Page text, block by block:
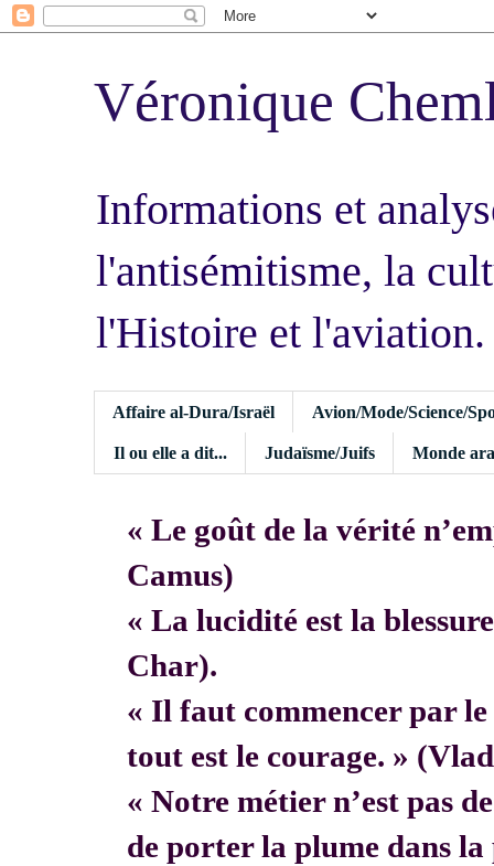
Véronique
Informations et
l'antisémitisme, la
l'Histoire et l'aviation.
Affaire al-Dura/Israël Avion/Mode/Science/
Il ou elle a dit... Judaïsme/Juifs Monde
« Le goût de la vérité
Camus)
« La lucidité est la
Char).
« Il faut commencer par le
tout est le courage. »
« Notre métier n’est pas
de porter la plume dans